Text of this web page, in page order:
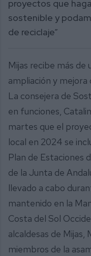
proyectos que
sostenible y
de reciclaje”
Mijas recibe más de
ampliación y
La consejera de
en funciones,
martes que el
local en 2024 se
Plan de Estaciones
de la Junta de
llevado a cabo
mantenido en la
Costa del Sol
alcaldesas de
miembros de la